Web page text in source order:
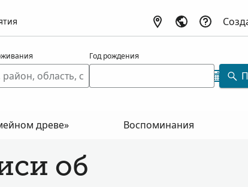
Год рождения
древе» Воспоминания
об